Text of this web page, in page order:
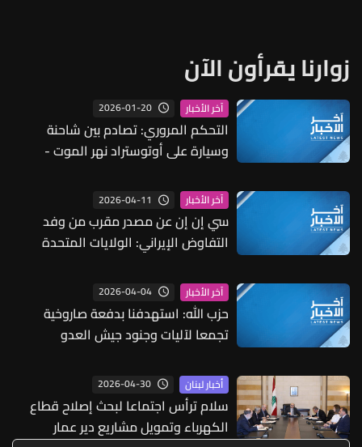
زوارنا يقرأون الآن
آخر الأخبار 2026-01-20
التحكم المروري: تصادم بين شاحنة
وسيارة على أوتوستراد نهر الموت -
الجديدة في المحلة للمعالجة
آخر الأخبار 2026-04-11
سي إن إن عن مصدر مقرب من وفد
التفاوض الإيراني: الولايات المتحدة
هرمز
آخر الأخبار 2026-04-04
حزب الله: استهدفنا بدفعة صاروخية
تجمعا لآليات وجنود جيش العدو
أخبار لبنان 2026-04-30
سلام ترأس اجتماعا لبحث إصلاح قطاع
الكهرباء وتمويل مشاريع دير عمار